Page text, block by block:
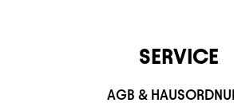
SERVICE
AGB &